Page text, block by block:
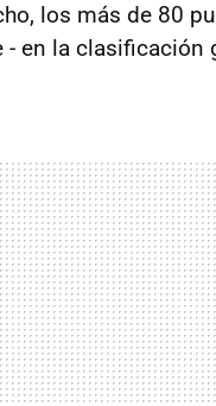
los más de 80
en la clasificación